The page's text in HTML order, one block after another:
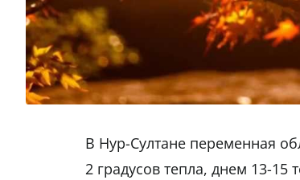
В Нур-Султане переменная
2 градусов тепла, днем 13-15